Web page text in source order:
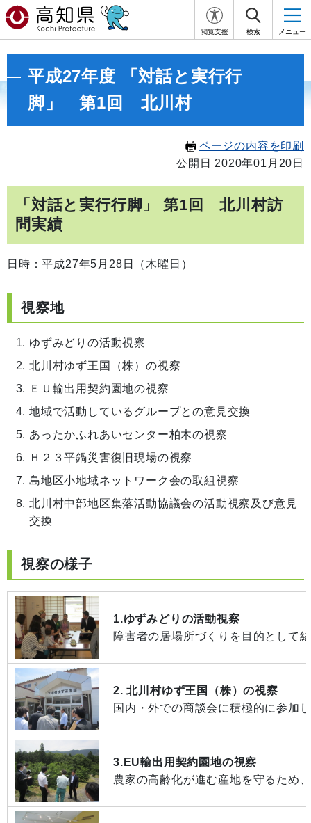
閲覧支援 検索 メニュー
平成27年度 「対話と実行行
脚」 第1回 北川村
ページの内容を印刷
公開日 2020年01月20日
「対話と実行行脚」 第1回 北川村訪
問実績
日時：平成27年5月28日（木曜日）
視察地
ゆずみどりの活動視察
北川村ゆず王国（株）の視察
ＥＵ輸出用契約園地の視察
地域で活動しているグループとの意見交換
あったかふれあいセンター柏木の視察
Ｈ２３平鍋災害復旧現場の視察
島地区小地域ネットワーク会の取組視察
北川村中部地区集落活動協議会の活動視察及び意見
交換
視察の様子
1.ゆずみどりの活動視察
障害者の居場所づくりを目的として
2. 北川村ゆず王国（株）の視察
国内・外での商談会に積極的に参加
3.EU輸出用契約園地の視察
農家の高齢化が進む産地を守るため